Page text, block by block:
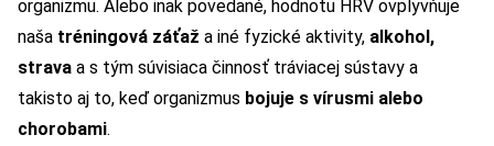
organizmu. Alebo inak povedané, hodnotu HRV ovplyvňuje
naša tréningová záťaž a iné fyzické aktivity, alkohol,
strava a s tým súvisiaca činnosť tráviacej sústavy a
takisto aj to, keď organizmus bojuje s vírusmi alebo
chorobami.